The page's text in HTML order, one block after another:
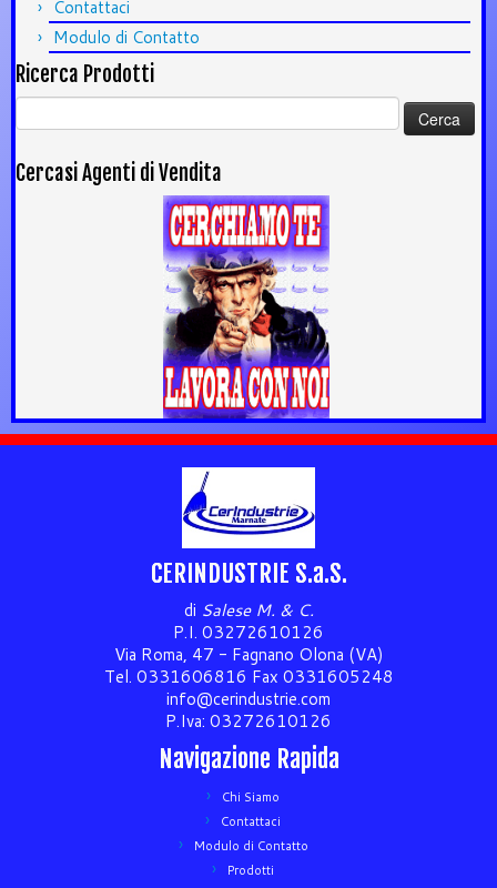
Contattaci
Modulo di Contatto
Ricerca Prodotti
Ricerca
per:
Cercasi Agenti di Vendita
CERINDUSTRIE S.a.S.
di Salese M. & C.
P.I. 03272610126
Via Roma, 47 - Fagnano Olona (VA)
Tel. 0331606816 Fax 0331605248
info@cerindustrie.com
P.Iva: 03272610126
Navigazione Rapida
Chi Siamo
Contattaci
Modulo di Contatto
Prodotti